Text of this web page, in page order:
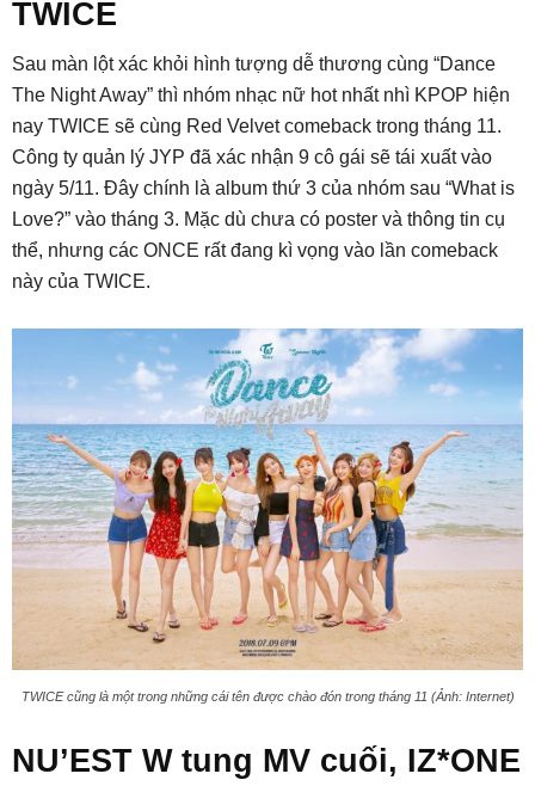
TWICE
Sau màn lột xác khỏi hình tượng dễ thương cùng “Dance
The Night Away” thì nhóm nhạc nữ hot nhất nhì KPOP hiện
nay TWICE sẽ cùng Red Velvet comeback trong tháng 11.
Công ty quản lý JYP đã xác nhận 9 cô gái sẽ tái xuất vào
ngày 5/11. Đây chính là album thứ 3 của nhóm sau “What is
Love?” vào tháng 3. Mặc dù chưa có poster và thông tin cụ
thể, nhưng các ONCE rất đang kì vọng vào lần comeback
này của TWICE.
TWICE cũng là một trong những cái tên được chào đón trong tháng 11 (Ảnh: Internet)
NU’EST W tung MV cuối, IZ*ONE